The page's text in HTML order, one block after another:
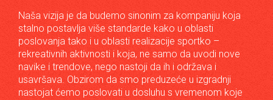
Naša vizija je da budemo sinonim za kompaniju koja
stalno postavlja više standarde kako u oblasti
poslovanja tako i u oblasti realizacije sportko –
rekreativnih aktivnosti i koja, ne samo da uvodi nove
navike i trendove, nego nastoji da ih i održava i
usavršava. Obzirom da smo preduzeće u izgradnji
nastojat ćemo poslovati u dosluhu s vremenom koje